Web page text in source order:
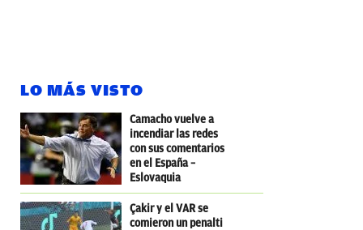
LO MÁS VISTO
Camacho vuelve a
incendiar las redes
con sus comentarios
en el España –
Eslovaquia
Çakir y el VAR se
comieron un penalti